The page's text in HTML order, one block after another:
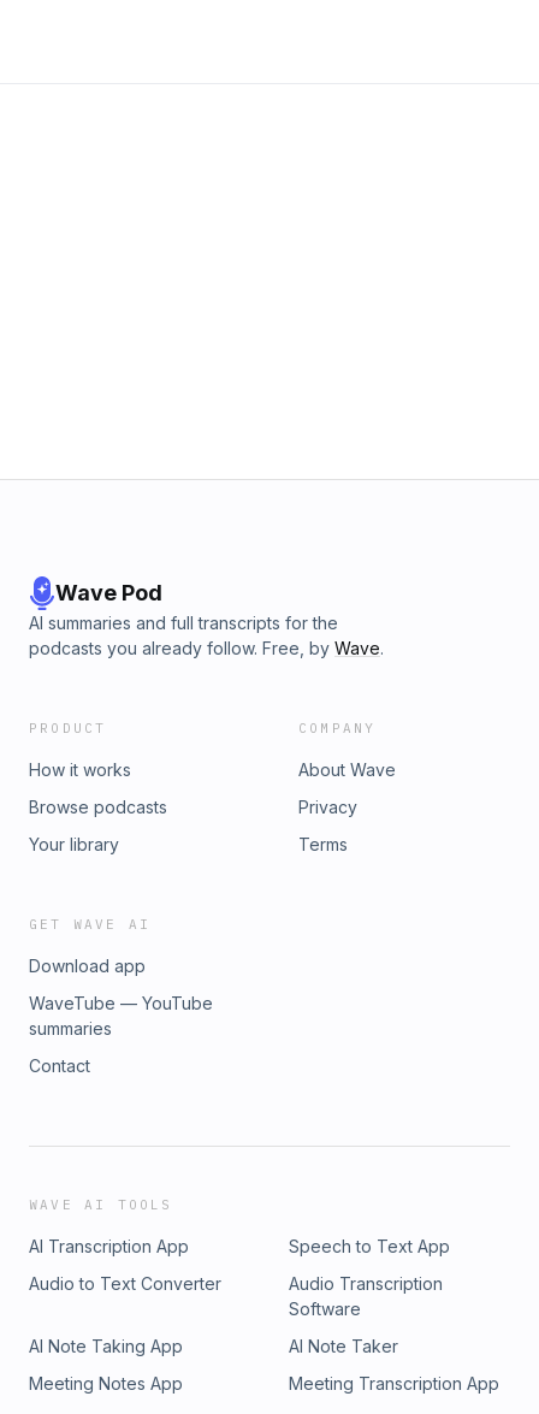
Wave Pod
AI summaries and full transcripts for the
podcasts you already follow. Free, by Wave.
PRODUCT
How it works
Browse podcasts
Your library
COMPANY
About Wave
Privacy
Terms
GET WAVE AI
Download app
WaveTube — YouTube
summaries
Contact
WAVE AI TOOLS
AI Transcription App
Speech to Text App
Audio to Text Converter
Audio Transcription
Software
AI Note Taking App
AI Note Taker
Meeting Notes App
Meeting Transcription App